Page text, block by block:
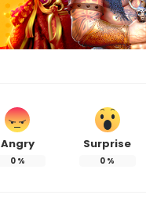
Angry
0%
Surprise
0 %